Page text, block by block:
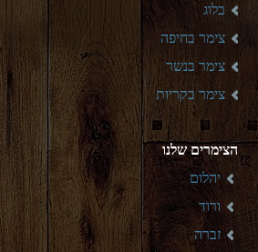
בלוג
צימר בחיפה
צימר בנשר
צימר בקריות
הצימרים שלנו
יהלום
ורוד
זברה